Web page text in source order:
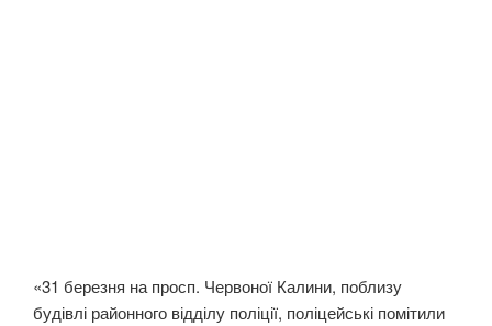
«31 березня на просп. Червоної Калини, поблизу
будівлі районного відділу поліції, поліцейські помітили